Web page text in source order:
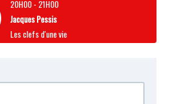
20H00- 21H00
Jacques Pessis
Les clefs d'une vie